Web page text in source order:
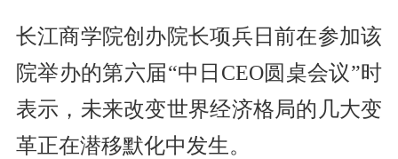
长江商学院创办院长项兵日前在参加该
院举办的第六届“中日CEO圆桌会议”时
表示，未来改变世界经济格局的几大变
革正在潜移默化中发生。